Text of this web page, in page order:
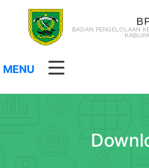
BADAN PENGELOLAAN
MENU